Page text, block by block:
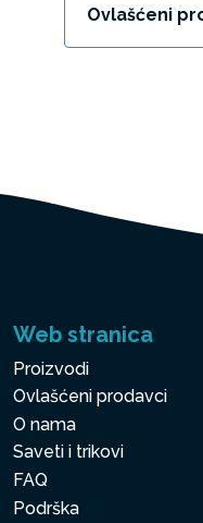
Ovlašćeni
Web stranica
Proizvodi
Ovlašćeni prodavci
O nama
Saveti i trikovi
FAQ
Podrška